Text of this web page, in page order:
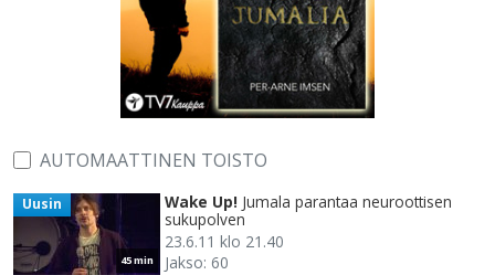
AUTOMAATTINEN TOISTO
45 min
Uusin Wake Up! Jumala parantaa neuroottisen
sukupolven
23.6.11 klo 21.40
Jakso: 60